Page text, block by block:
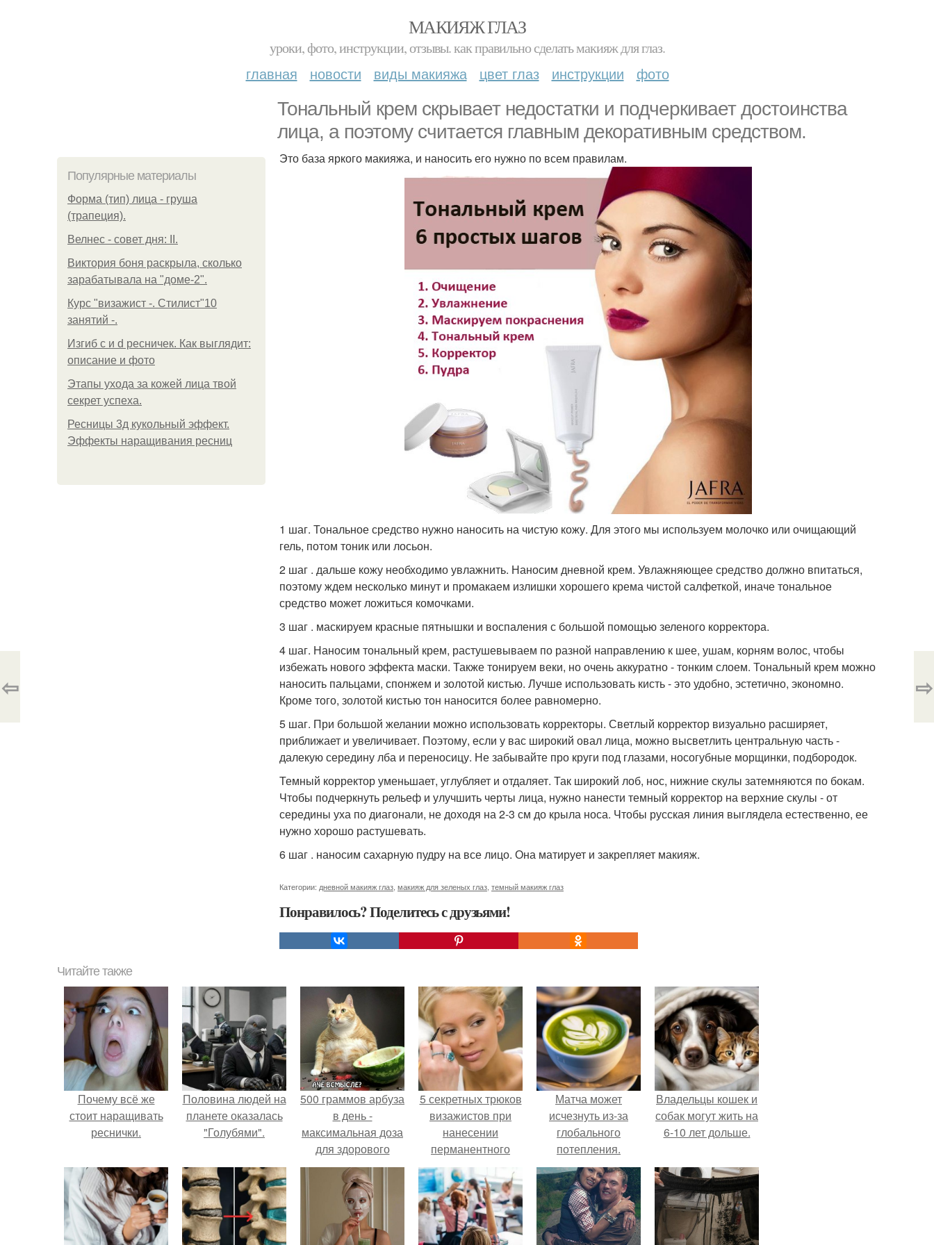
МАКИЯЖ ГЛАЗ
уроки, фото, инструкции, отзывы. как правильно сделать макияж для глаз.
главная новости виды макияжа цвет глаз инструкции фото
Тональный крем скрывает недостатки и подчеркивает достоинства
лица, а поэтому считается главным декоративным средством.
Популярные материалы
Форма (тип) лица - груша
(трапеция).
Велнес - совет дня: II.
Виктория боня раскрыла, сколько
зарабатывала на "доме-2".
Курс "визажист -. Стилист"10
занятий -.
Изгиб c и d ресничек. Как выглядит:
описание и фото
Этапы ухода за кожей лица твой
секрет успеха.
Ресницы 3д кукольный эффект.
Эффекты наращивания ресниц
Это база яркого макияжа, и наносить его нужно по всем правилам.
1 шаг. Тональное средство нужно наносить на чистую кожу. Для этого мы используем молочко или очищающий
гель, потом тоник или лосьон.
2 шаг . дальше кожу необходимо увлажнить. Наносим дневной крем. Увлажняющее средство должно впитаться,
поэтому ждем несколько минут и промакаем излишки хорошего крема чистой салфеткой, иначе тональное
средство может ложиться комочками.
3 шаг . маскируем красные пятнышки и воспаления с большой помощью зеленого корректора.
4 шаг. Наносим тональный крем, растушевываем по разной направлению к шее, ушам, корням волос, чтобы
избежать нового эффекта маски. Также тонируем веки, но очень аккуратно - тонким слоем. Тональный крем можно
наносить пальцами, спонжем и золотой кистью. Лучше использовать кисть - это удобно, эстетично, экономно.
Кроме того, золотой кистью тон наносится более равномерно.
5 шаг. При большой желании можно использовать корректоры. Светлый корректор визуально расширяет,
приближает и увеличивает. Поэтому, если у вас широкий овал лица, можно высветлить центральную часть -
далекую середину лба и переносицу. Не забывайте про круги под глазами, носогубные морщинки, подбородок.
Темный корректор уменьшает, углубляет и отдаляет. Так широкий лоб, нос, нижние скулы затемняются по бокам.
Чтобы подчеркнуть рельеф и улучшить черты лица, нужно нанести темный корректор на верхние скулы - от
середины уха по диагонали, не доходя на 2-3 см до крыла носа. Чтобы русская линия выглядела естественно, ее
нужно хорошо растушевать.
6 шаг . наносим сахарную пудру на все лицо. Она матирует и закрепляет макияж.
Категории: дневной макияж глаз макияж для зеленых глаз темный макияж глаз
Понравилось? Поделитесь с друзьями!
⇦ ⇨
Читайте также
Почему всё же
стоит наращивать
реснички.
Половина людей на
планете оказалась
"Голубями".
500 граммов арбуза
в день -
максимальная доза
для здорового
взрослого,
предупредили
врачи.
5 секретных трюков
визажистов при
нанесении
перманентного
макияжа.
Матча может
исчезнуть из-за
глобального
потепления.
Владельцы кошек и
собак могут жить на
6-10 лет дольше.